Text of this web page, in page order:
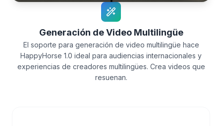
Generación de Video Multilingüe
El soporte para generación de video multilingüe hace
HappyHorse 1.0 ideal para audiencias internacionales y
experiencias de creadores multilingües. Crea videos que
resuenan.